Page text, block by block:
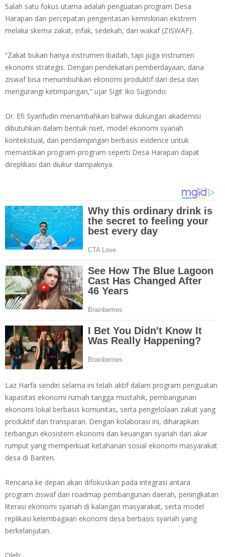
Salah satu fokus utama adalah penguatan program Desa
Harapan dan percepatan pengentasan kemiskinan ekstrem
melalui skema zakat, infak, sedekah, dan wakaf (ZISWAF).
“Zakat bukan hanya instrumen ibadah, tapi juga instrumen
ekonomi strategis. Dengan pendekatan pemberdayaan, dana
ziswaf bisa menumbuhkan ekonomi produktif dari desa dan
mengurangi ketimpangan,” ujar Sigit Iko Sugondo.
Dr. Efi Syarifudin menambahkan bahwa dukungan akademisi
dibutuhkan dalam bentuk riset, model ekonomi syariah
kontekstual, dan pendampingan berbasis evidence untuk
memastikan program-program seperti Desa Harapan dapat
direplikasi dan diukur dampaknya.
Laz Harfa sendiri selama ini telah aktif dalam program penguatan
kapasitas ekonomi rumah tangga mustahik, pembangunan
ekonomi lokal berbasis komunitas, serta pengelolaan zakat yang
produktif dan transparan. Dengan kolaborasi ini, diharapkan
terbangun ekosistem ekonomi dan keuangan syariah dari akar
rumput yang memperkuat ketahanan sosial ekonomi masyarakat
desa di Banten.
Rencana ke depan akan difokuskan pada integrasi antara
program ziswaf dan roadmap pembangunan daerah, peningkatan
literasi ekonomi syariah di kalangan masyarakat, serta model
replikasi kelembagaan ekonomi desa berbasis syariah yang
berkelanjutan.